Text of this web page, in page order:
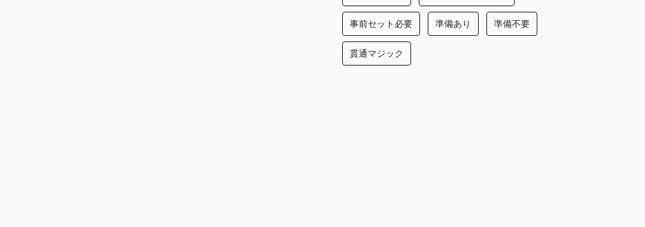
事前セット必要 準備あり 準備不要
貫通マジック